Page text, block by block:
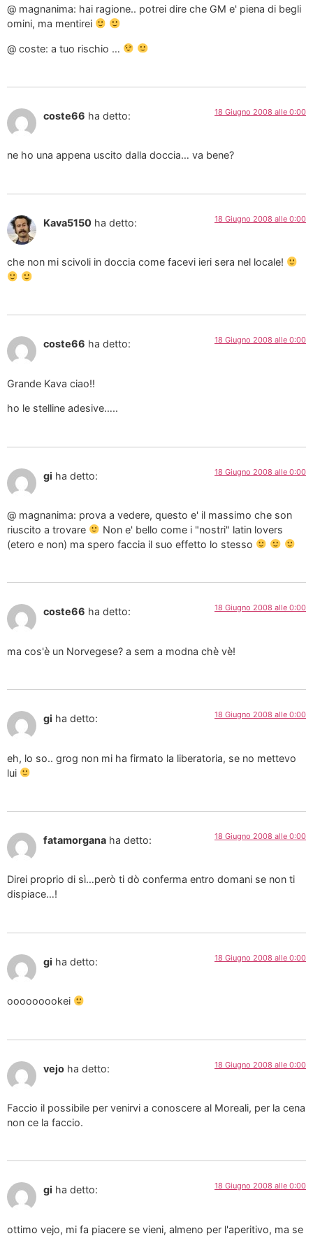
@ magnanima: hai ragione.. potrei dire che GM e' piena di begli
omini, ma mentirei
@ coste: a tuo rischio …
coste66 ha detto: 18 Giugno 2008 alle 0:00
ne ho una appena uscito dalla doccia… va bene?
Kava5150 ha detto: 18 Giugno 2008 alle 0:00
che non mi scivoli in doccia come facevi ieri sera nel locale!
coste66 ha detto: 18 Giugno 2008 alle 0:00
Grande Kava ciao!!
ho le stelline adesive…..
gi ha detto: 18 Giugno 2008 alle 0:00
@ magnanima: prova a vedere, questo e' il massimo che son
riuscito a trovare
Non e' bello come i "nostri" latin lovers
(etero e non) ma spero faccia il suo effetto lo stesso
coste66 ha detto: 18 Giugno 2008 alle 0:00
ma cos'è un Norvegese? a sem a modna chè vè!
gi ha detto: 18 Giugno 2008 alle 0:00
eh, lo so.. grog non mi ha firmato la liberatoria, se no mettevo
lui
fatamorgana ha detto: 18 Giugno 2008 alle 0:00
Direi proprio di sì…però ti dò conferma entro domani se non ti
dispiace…!
gi ha detto: 18 Giugno 2008 alle 0:00
ooooooookei
vejo ha detto: 18 Giugno 2008 alle 0:00
Faccio il possibile per venirvi a conoscere al Moreali, per la cena
non ce la faccio.
gi ha detto: 18 Giugno 2008 alle 0:00
ottimo vejo, mi fa piacere se vieni, almeno per l'aperitivo, ma se